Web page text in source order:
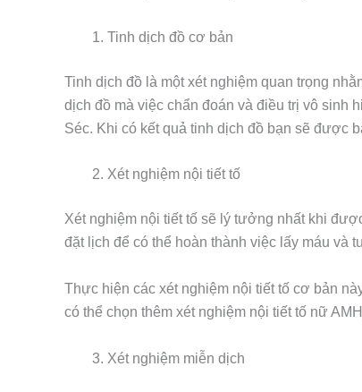
Tinh dịch đồ cơ bản
Tinh dịch đồ là một xét nghiệm quan trọng
dịch đồ mà việc chẩn đoán và điều trị vô sinh
Séc. Khi có kết quả tinh dịch đồ bạn sẽ được
Xét nghiệm nội tiết tố
Xét nghiệm nội tiết tố sẽ lý tưởng nhất khi
đặt lịch để có thể hoàn thành việc lấy máu và
Thực hiện các xét nghiệm nội tiết tố cơ bản
có thể chọn thêm xét nghiệm nội tiết tố nữ
Xét nghiệm miễn dịch